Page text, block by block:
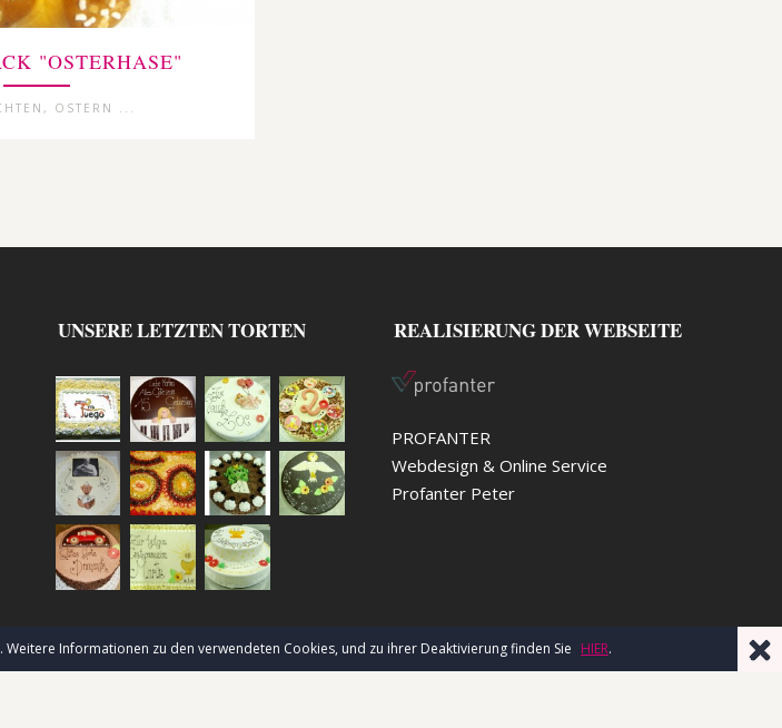
"OSTERHASE"
OSTERN ...
UNSERE LETZTEN TORTEN REALISIERUNG DER WEBSEITE
PROFANTER
Webdesign & Online Service
Profanter Peter
Informationen zu den verwendeten Cookies, und zu ihrer Deaktivierung finden Sie HIER.